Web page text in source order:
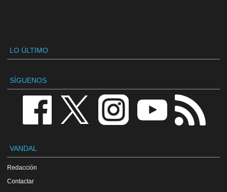
LO ÚLTIMO
SÍGUENOS
VANDAL
Redacción
Contactar